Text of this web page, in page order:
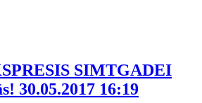
SIMTGADEI
30.05.2017 16:19